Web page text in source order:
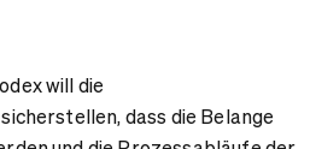
will die
dass die Belange